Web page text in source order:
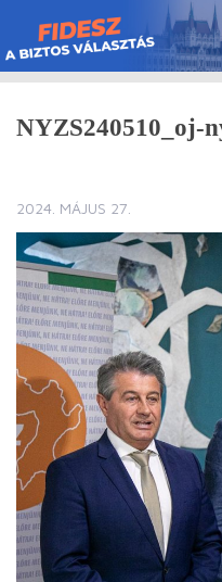
Skip
to
content
NYZS240510_oj-
2024. MÁJUS 27.